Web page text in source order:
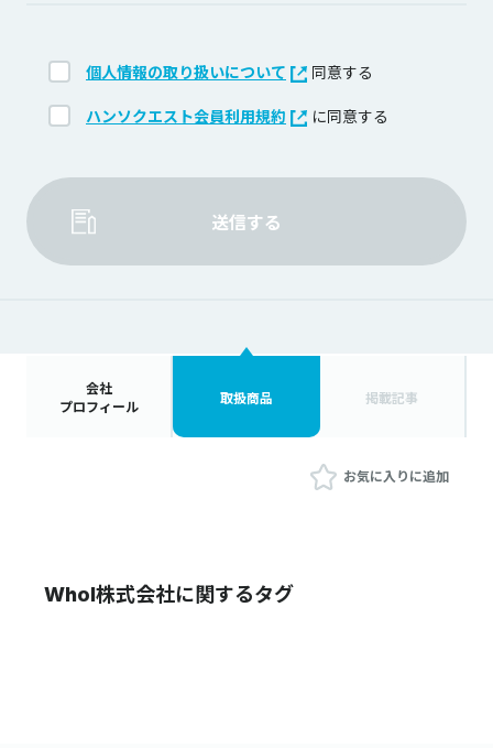
個人情報の取り扱いについて 同意する
ハンソクエスト会員利用規約 に同意する
送信する
会社
プロフィール
取扱商品 掲載記事
お気に入りに追加
WhoI株式会社に関するタグ